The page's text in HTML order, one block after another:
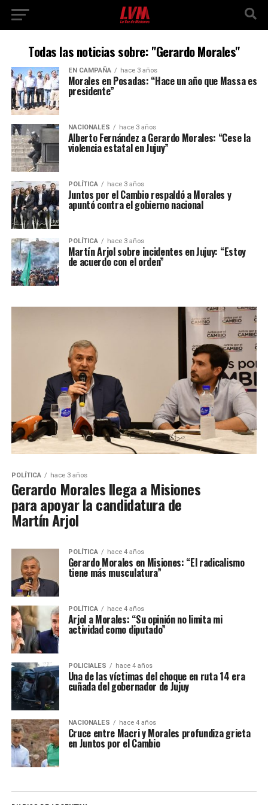
Todas las noticias sobre: "Gerardo Morales"
EN CAMPAÑA hace 3 años
Morales en Posadas: “Hace un año que Massa es
presidente”
NACIONALES hace 3 años
Alberto Fernández a Gerardo Morales: “Cese la
violencia estatal en Jujuy”
POLÍTICA hace 3 años
Juntos por el Cambio respaldó a Morales y
apuntó contra el gobierno nacional
POLÍTICA hace 3 años
Martín Arjol sobre incidentes en Jujuy: “Estoy
de acuerdo con el orden”
POLÍTICA hace 3 años
Gerardo Morales llega a Misiones
para apoyar la candidatura de
Martín Arjol
POLÍTICA hace 4 años
Gerardo Morales en Misiones: “El radicalismo
tiene más musculatura”
POLÍTICA hace 4 años
Arjol a Morales: “Su opinión no limita mi
actividad como diputado”
POLICIALES hace 4 años
Una de las víctimas del choque en ruta 14 era
cuñada del gobernador de Jujuy
NACIONALES hace 4 años
Cruce entre Macri y Morales profundiza grieta
en Juntos por el Cambio